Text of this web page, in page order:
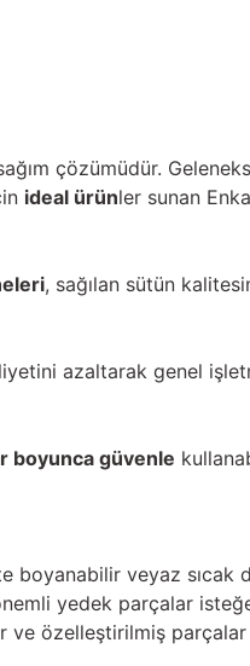
çözümüdür.
ideal ürünler sunan
, sağılan sütün
azaltarak genel
boyunca güvenle
veyaz sıcak
yedek parçalar isteğe
ve özelleştirilmiş